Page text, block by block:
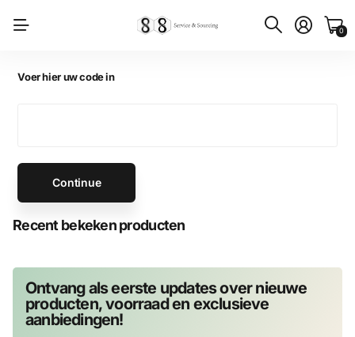
0
Voer hier uw code in
Continue
Recent bekeken producten
Ontvang als eerste updates over nieuwe
producten, voorraad en exclusieve
aanbiedingen!